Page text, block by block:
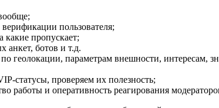
пользователя;
какие пропускает;
анкет, ботов и т.д.
параметрам внешности, интересам,
статусы, проверяем их полезность;
работы и оперативность реагирования